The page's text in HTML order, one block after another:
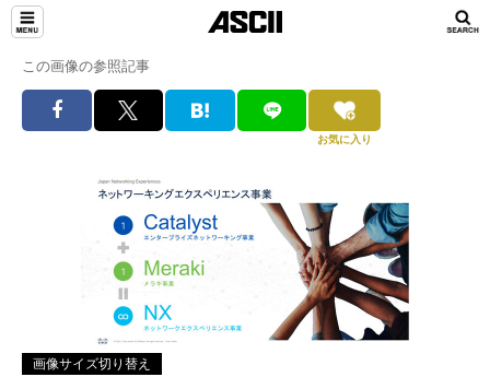
この画像の参照記事
お気に入り
画像サイズ切り替え